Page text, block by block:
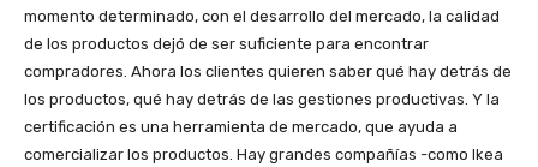
momento determinado, con el desarrollo del mercado, la calidad
de los productos dejó de ser suficiente para encontrar
compradores. Ahora los clientes quieren saber qué hay detrás de
los productos, qué hay detrás de las gestiones productivas. Y la
certificación es una herramienta de mercado, que ayuda a
comercializar los productos. Hay grandes compañías -como Ikea